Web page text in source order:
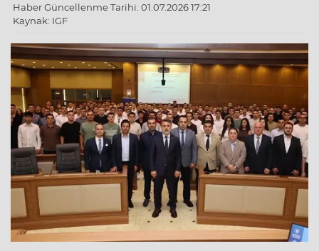
Haber Güncellenme Tarihi: 01.07.2026 17:21
Kaynak: IGF